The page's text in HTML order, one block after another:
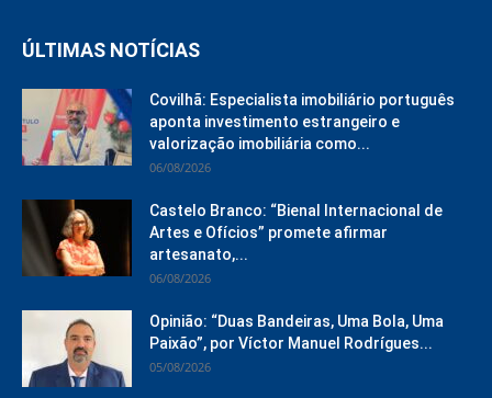
ÚLTIMAS NOTÍCIAS
Covilhã: Especialista imobiliário português
aponta investimento estrangeiro e
valorização imobiliária como...
06/08/2026
Castelo Branco: “Bienal Internacional de
Artes e Ofícios” promete afirmar
artesanato,...
06/08/2026
Opinião: “Duas Bandeiras, Uma Bola, Uma
Paixão”, por Víctor Manuel Rodrígues...
05/08/2026